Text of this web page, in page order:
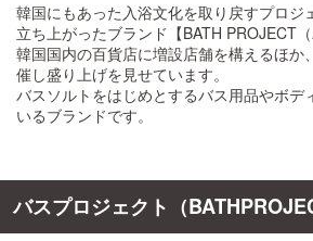
ご利用ガイド
お問い合わせ
ログイン・新規会員登録
韓国にもあった入浴文化を取り戻すプロジ
立ち上がったブランド【BATH PROJECT
韓国国内の百貨店に増設店舗を構えるほか
催し盛り上げを見せています。
バスソルトをはじめとするバス用品やボデ
いるブランドです。
バスプロジェクト（